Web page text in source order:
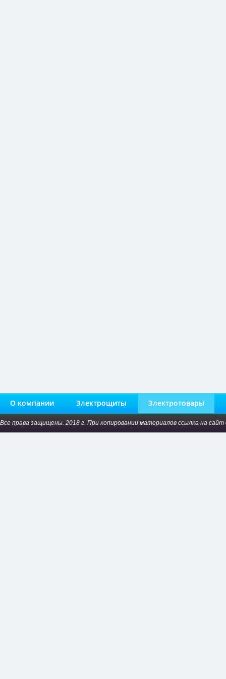
О компании Электрощиты Электротовары
Все права защищены. 2018 г. При копировании материалов ссылка на сайт